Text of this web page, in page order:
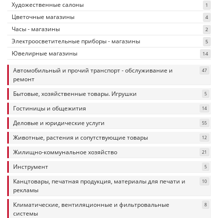
Художественные салоны 1
Цветочные магазины 4
Часы - магазины 2
Электроосветительные приборы - магазины 5
Ювелирные магазины 14
Автомобильный и прочий транспорт - обслуживание и
ремонт
47
Бытовые, хозяйственные товары. Игрушки 5
Гостиницы и общежития 14
Деловые и юридические услуги 55
Животные, растения и сопутствующие товары 12
Жилищно-коммунальное хозяйство 21
Инструмент 5
Канцтовары, печатная продукция, материалы для печати и
рекламы
10
Климатические, вентиляционные и фильтровальные
системы
8